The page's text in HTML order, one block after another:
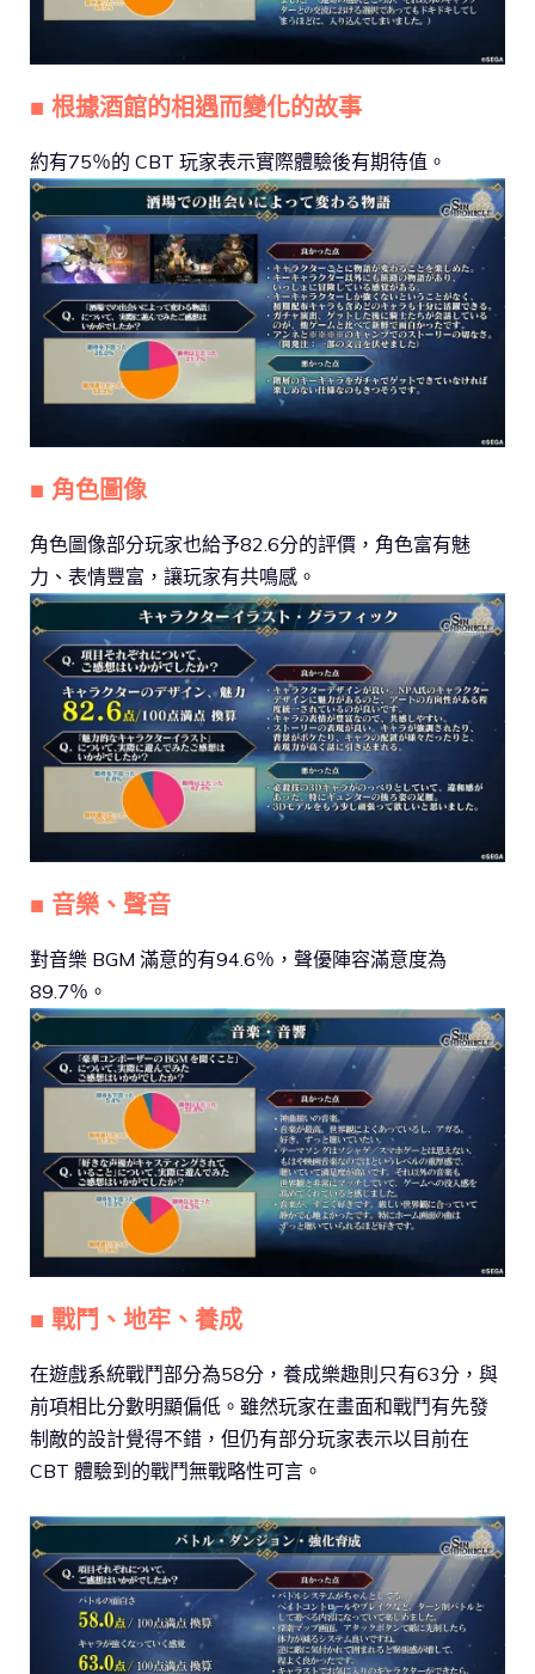
■ 根據酒館的相遇而變化的故事
約有75％的 CBT 玩家表示實際體驗後有期待值。
■ 角色圖像
角色圖像部分玩家也給予82.6分的評價，角色富有魅
力、表情豐富，讓玩家有共鳴感。
■ 音樂、聲音
對音樂 BGM 滿意的有94.6％，聲優陣容滿意度為
89.7％。
■ 戰鬥、地牢、養成
在遊戲系統戰鬥部分為58分，養成樂趣則只有63分，與
前項相比分數明顯偏低。雖然玩家在畫面和戰鬥有先發
制敵的設計覺得不錯，但仍有部分玩家表示以目前在
CBT 體驗到的戰鬥無戰略性可言。